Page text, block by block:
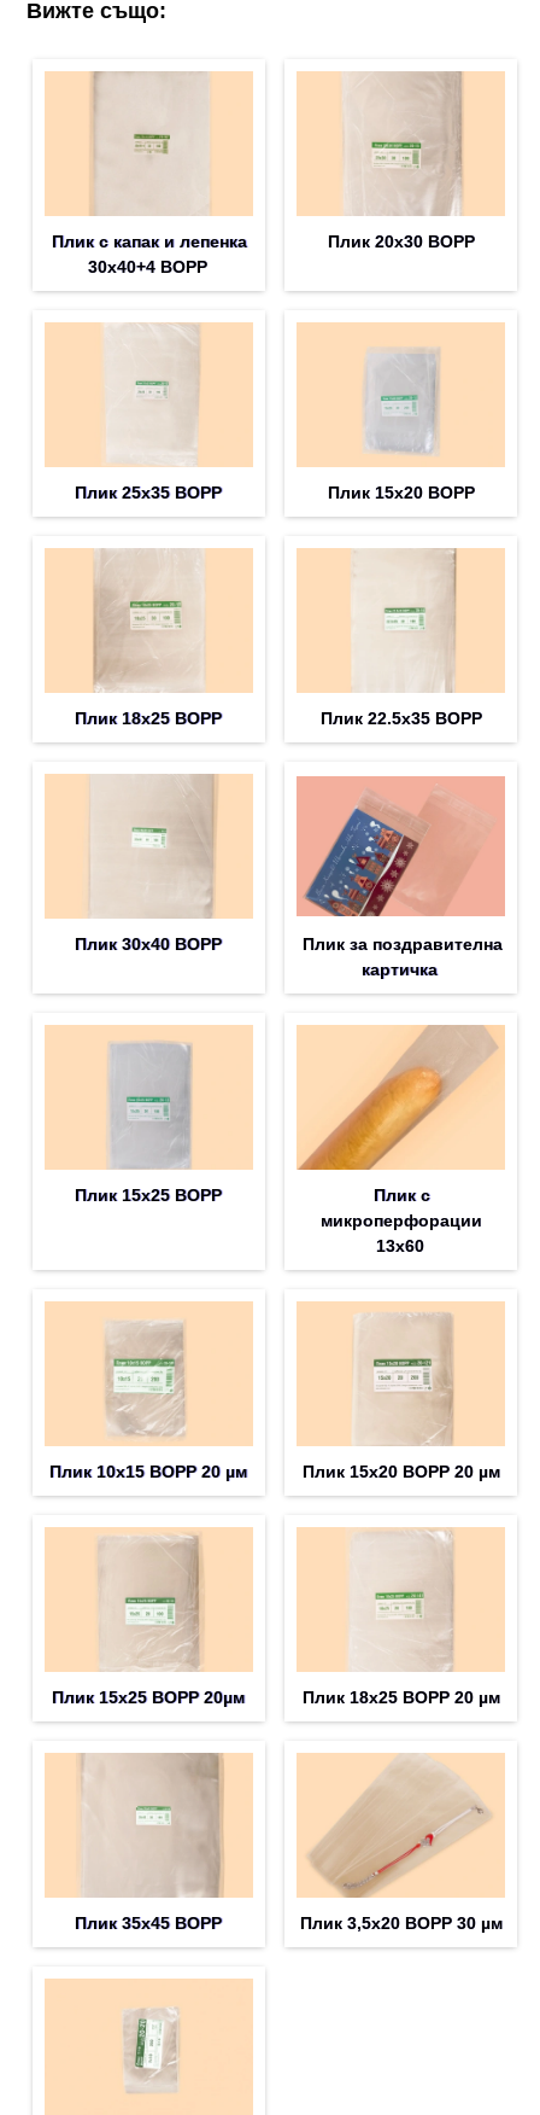
Вижте също:
Плик с капак и лепенка
30х40+4 BOPP
Плик 20х30 BOPP
Плик 25х35 BOPP Плик 15х20 BOPP
Плик 18х25 BOPP Плик 22.5х35 BOPP
Плик 30х40 BOPP
Плик за поздравителна
картичка
Плик 15х25 BOPP
Плик с
микроперфорации
13х60
Плик 10х15 BOPP 20 µм Плик 15х20 BOPP 20 µм
Плик 15х25 BOPP 20µм Плик 18х25 BOPP 20 µм
Плик 35х45 BOPP Плик 3,5х20 BOPP 30 µм